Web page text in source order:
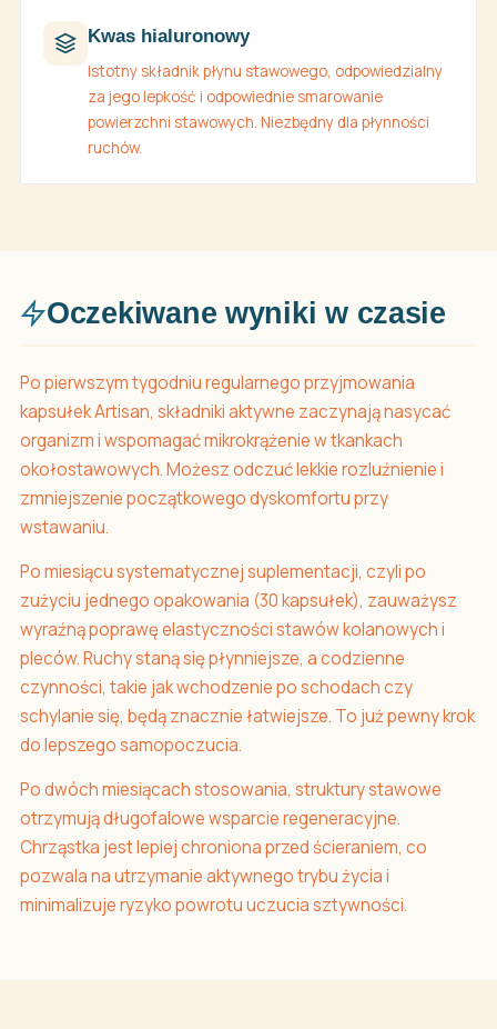
Kwas hialuronowy
Istotny składnik płynu stawowego, odpowiedzialny
za jego lepkość i odpowiednie smarowanie
powierzchni stawowych. Niezbędny dla płynności
ruchów.
Oczekiwane wyniki w czasie
Po pierwszym tygodniu regularnego przyjmowania
kapsułek Artisan, składniki aktywne zaczynają nasycać
organizm i wspomagać mikrokrążenie w tkankach
okołostawowych. Możesz odczuć lekkie rozluźnienie i
zmniejszenie początkowego dyskomfortu przy
wstawaniu.
Po miesiącu systematycznej suplementacji, czyli po
zużyciu jednego opakowania (30 kapsułek), zauważysz
wyraźną poprawę elastyczności stawów kolanowych i
pleców. Ruchy staną się płynniejsze, a codzienne
czynności, takie jak wchodzenie po schodach czy
schylanie się, będą znacznie łatwiejsze. To już pewny krok
do lepszego samopoczucia.
Po dwóch miesiącach stosowania, struktury stawowe
otrzymują długofalowe wsparcie regeneracyjne.
Chrząstka jest lepiej chroniona przed ścieraniem, co
pozwala na utrzymanie aktywnego trybu życia i
minimalizuje ryzyko powrotu uczucia sztywności.